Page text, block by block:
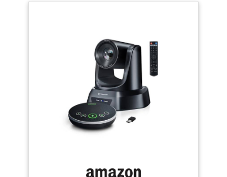
dérangera pas les autres personnes se trouvant au
même endroit ; les auditeurs peuvent entendre très
clairement même s'ils sont loin du guide Le
système de guide touristique convient aux
environnements très bruyants ou calmes ; tout le
monde n'a pas besoin d'être aussi près pour
entendre ce que dit le guide ; il permet également
aux guides d'appeler tous les auditeurs à distance
Le murmuré système de guide touristique est
équipé d'un émetteur et de 10 récepteurs ; le guide
porte l'émetteur et le microphone pour parler ;
fonctionner pendant 12 heures ; répond aux besoins